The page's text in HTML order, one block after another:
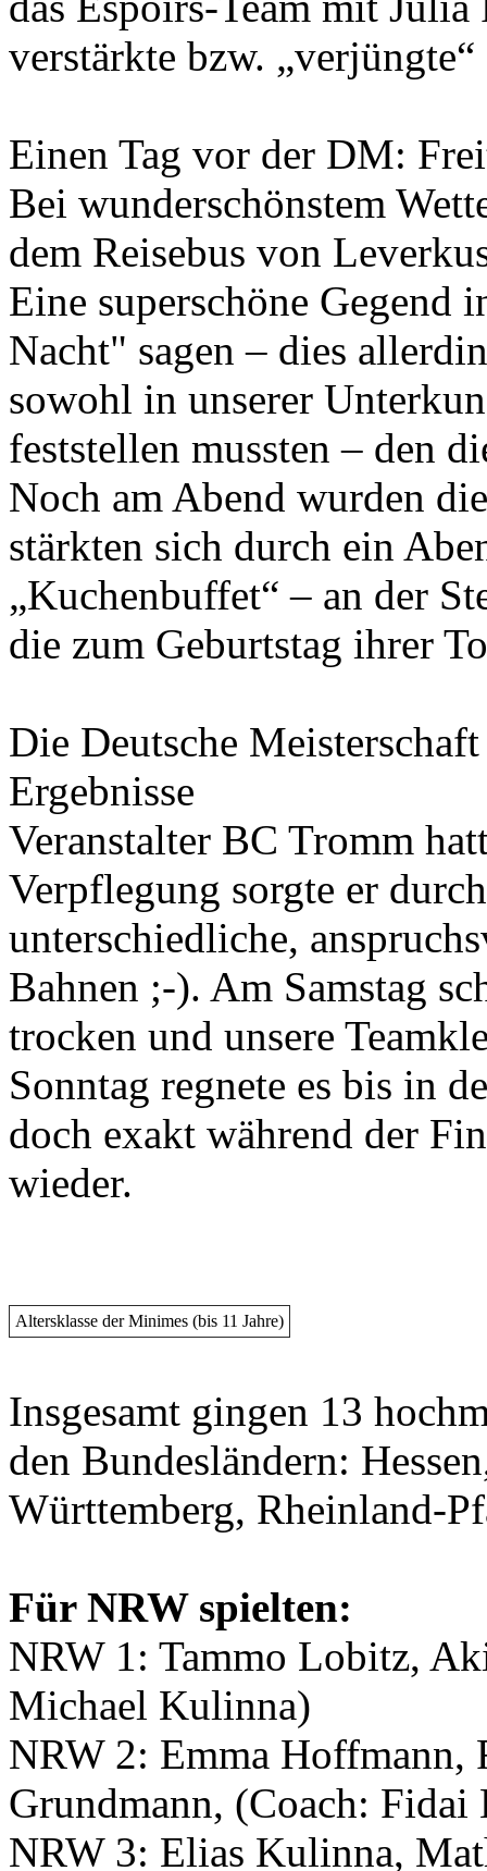
verstärkte bzw.
Einen Tag vor der DM:
Bei wunderschönstem
dem Reisebus von
Eine superschöne Gegend
Nacht" sagen – dies
sowohl in unserer
feststellen mussten – den
Noch am Abend wurden
stärkten sich durch ein
„Kuchenbuffet“ – an der
die zum Geburtstag ihrer
Die Deutsche
Ergebnisse
Veranstalter BC Tromm
Verpflegung sorgte er
unterschiedliche,
Bahnen ;-). Am Samstag
trocken und unsere
Sonntag regnete es bis in
doch exakt während der
wieder.
Altersklasse der Minimes (bis 11 Jahre)
Insgesamt gingen 13
den Bundesländern:
Württemberg, Rheinland-
Für NRW spielten:
NRW 1: Tammo Lobitz,
Michael Kulinna)
NRW 2: Emma Hoffmann,
Grundmann, (Coach: Fidai
NRW 3: Elias Kulinna,